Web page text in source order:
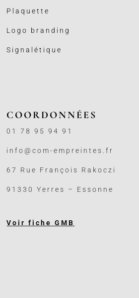
Plaquette
Logo branding
Signalétique
COORDONNÉES
01 78 95 94 91
info@com-empreintes.fr
67 Rue François Rakoczi
91330 Yerres – Essonne
Voir fiche GMB